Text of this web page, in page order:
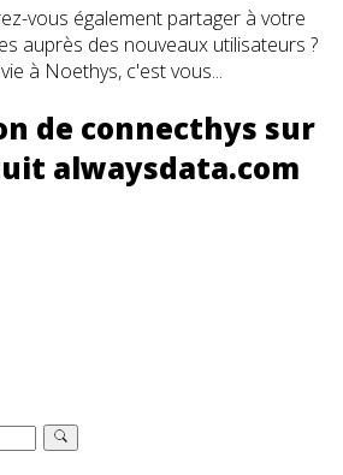
vous également partager à votre
auprès des nouveaux utilisateurs ?
à Noethys, c'est vous...
de connecthys sur
alwaysdata.com